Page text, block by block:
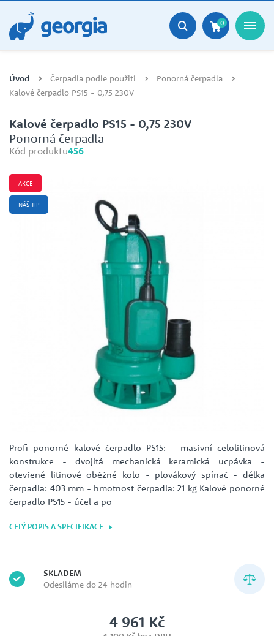
0
Úvod Čerpadla podle použití
Ponorná čerpadla
Kalové čerpadlo PS15 - 0,75 230V
Kalové čerpadlo PS15 - 0,75 230V
Ponorná čerpadla
Kód produktu456
AKCE
NÁŠ TIP
Profi ponorné kalové čerpadlo PS15: - masivní celolitinová
konstrukce - dvojitá mechanická keramická ucpávka -
otevřené litinové oběžné kolo - plovákový spínač - délka
čerpadla: 403 mm - hmotnost čerpadla: 21 kg Kalové ponorné
čerpadlo PS15 - účel a po
CELÝ POPIS A SPECIFIKACE
SKLADEM
Odesíláme do 24 hodin
4 961 Kč